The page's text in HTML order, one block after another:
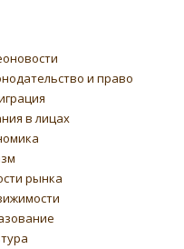
и право
в лицах
рынка